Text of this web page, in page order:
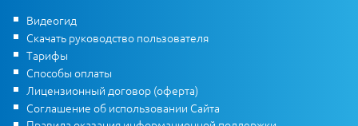
Видеогид
Скачать руководство пользователя
Тарифы
Способы оплаты
Лицензионный договор (оферта)
Соглашение об использовании Сайта